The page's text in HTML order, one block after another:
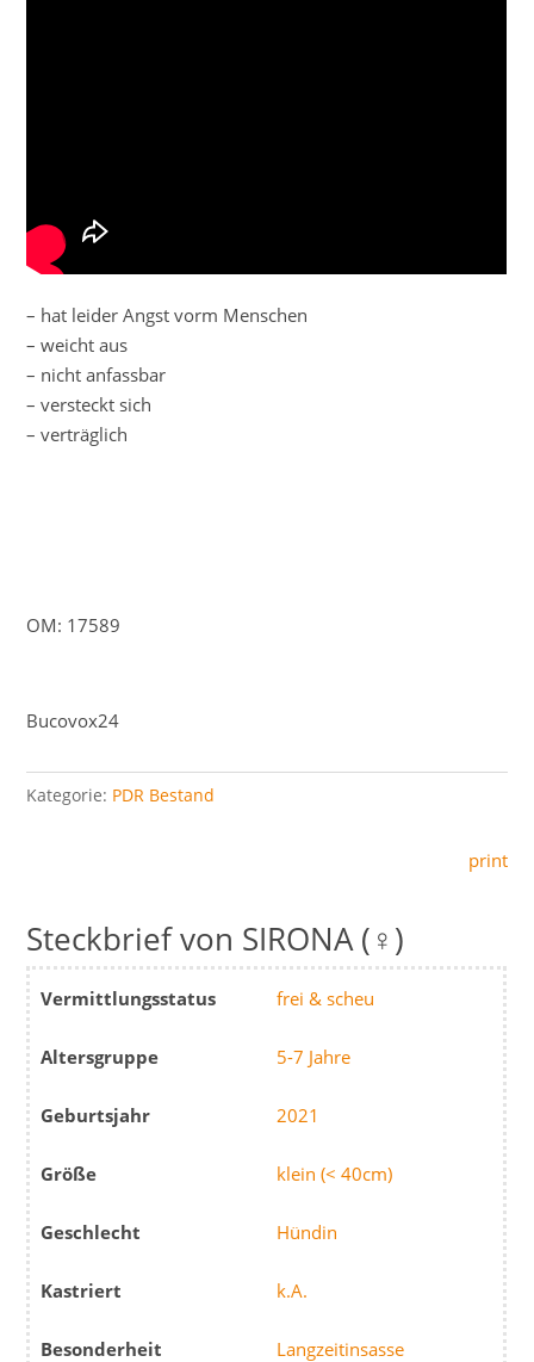
– hat leider Angst vorm Menschen
– weicht aus
– nicht anfassbar
– versteckt sich
– verträglich
OM: 17589
Bucovox24
Kategorie: PDR Bestand
print
SIRONA (♀)
Vermittlungsstatus frei & scheu
Altersgruppe 5-7 Jahre
Geburtsjahr 2021
Größe klein (< 40cm)
Geschlecht Hündin
Kastriert k.A.
Besonderheit Langzeitinsasse